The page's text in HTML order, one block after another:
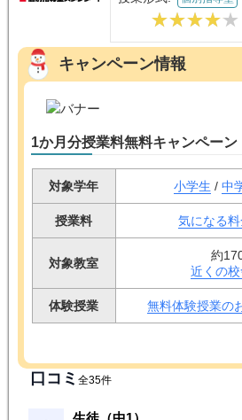
対象学年: 小 中 高
キャンペーン情報
1か月分授業料無料キャンペーン
対象学年 小学生/中
授業料 気になる
対象教室
約
体験授業